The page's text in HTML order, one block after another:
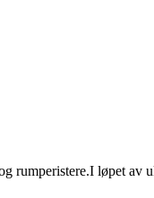
rumperistere.I løpet av